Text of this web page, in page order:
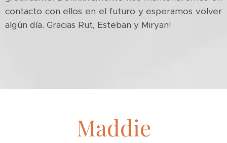
contacto con ellos en el futuro y esperamos volver
algún día. Gracias Rut, Esteban y Miryan!
Maddie